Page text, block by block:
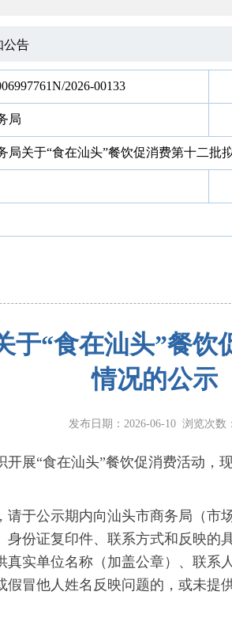
公告
2026-00133
局
局关于“食在汕头”餐饮促消费第十二批
于“食在汕头”餐饮
情况的公示
发布日期：2026-06-10 浏览次数：
展“食在汕头”餐饮促消费活动，
于公示期内向汕头市商务局（市
身份证复印件、联系方式和反映的
真实单位名称（加盖公章）、联系
假冒他人姓名反映问题的，或未提